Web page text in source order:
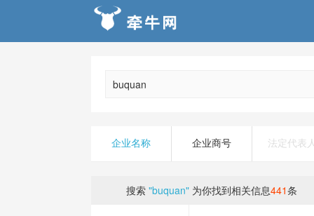
企业名称 企业商号 法定代表
搜索 "buquan" 为你找到相关信息441条